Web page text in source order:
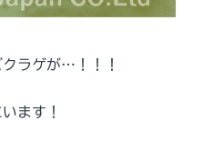
ラゲが…！！！
ます！